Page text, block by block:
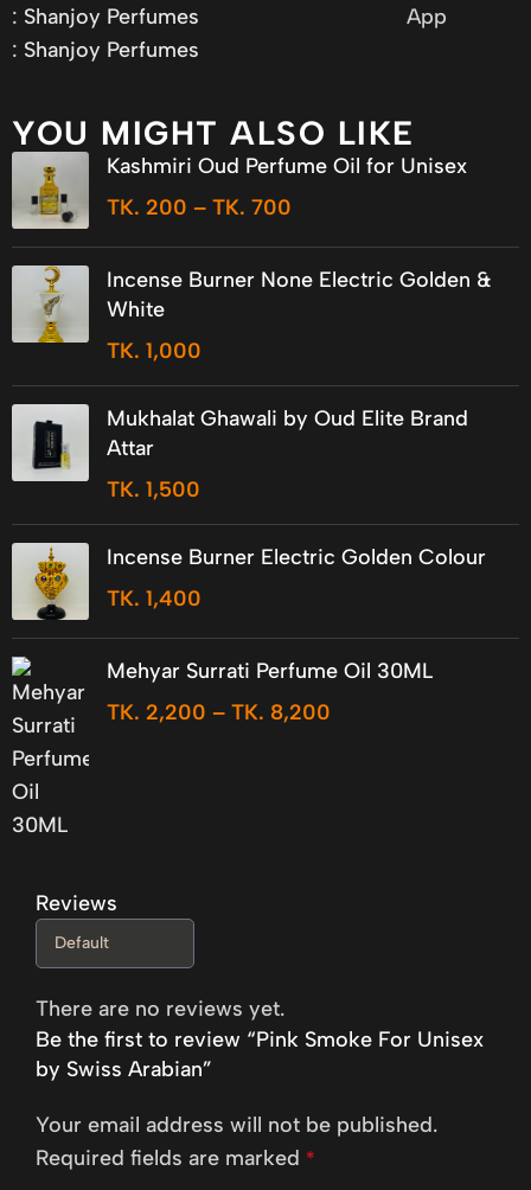
: Shanjoy Perfumes
App
: Shanjoy Perfumes
YOU MIGHT ALSO LIKE
Kashmiri Oud Perfume Oil for Unisex
TK. 200 – TK. 700
Incense Burner None Electric Golden &
White
TK. 1,000
Mukhalat Ghawali by Oud Elite Brand
Attar
TK. 1,500
Incense Burner Electric Golden Colour
TK. 1,400
Mehyar Surrati Perfume Oil 30ML
TK. 2,200 – TK. 8,200
Reviews
There are no reviews yet.
Be the first to review “Pink Smoke For Unisex
by Swiss Arabian”
Your email address will not be published.
Required fields are marked *